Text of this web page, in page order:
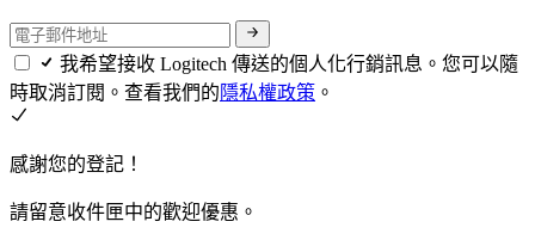
我希望接收 Logitech 傳送的個人化行銷訊息。您可以隨
時取消訂閱。查看我們的隱私權政策 。
感謝您的登記！
請留意收件匣中的歡迎優惠。